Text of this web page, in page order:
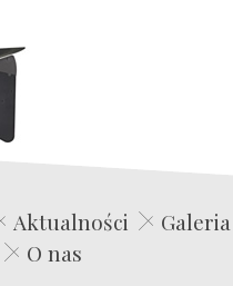
Edwin Film Agencja Aktorska
Aktualności
Galeria
O nas